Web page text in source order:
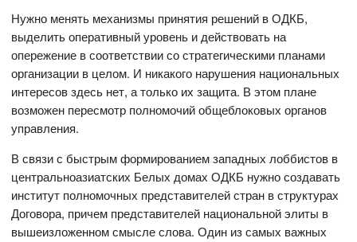
Нужно менять механизмы принятия решений в ОДКБ,
выделить оперативный уровень и действовать на
опережение в соответствии со стратегическими планами
организации в целом. И никакого нарушения национальных
интересов здесь нет, а только их защита. В этом плане
возможен пересмотр полномочий общеблоковых органов
управления.
В связи с быстрым формированием западных лоббистов в
центральноазиатских Белых домах ОДКБ нужно создавать
институт полномочных представителей стран в структурах
Договора, причем представителей национальной элиты в
вышеизложенном смысле слова. Один из самых важных